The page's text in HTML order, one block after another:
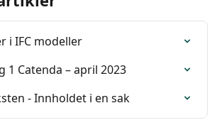
i IFC modeller
1 Catenda – april 2023
- Innholdet i en sak